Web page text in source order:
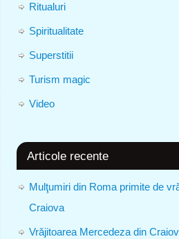
Ritualuri
Spiritualitate
Superstitii
Turism magic
Video
Articole recente
Mulţumiri din Roma primite de
Craiova
Vrăjitoarea Mercedeza din